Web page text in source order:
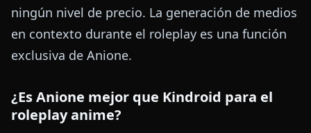
ningún nivel de precio. La generación de medios
en contexto durante el roleplay es una función
exclusiva de Anione.
¿Es Anione mejor que Kindroid para el
roleplay anime?